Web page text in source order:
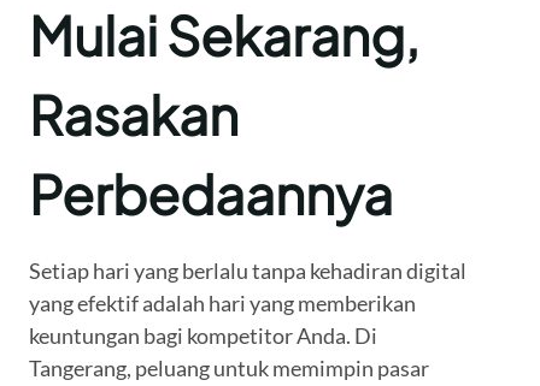
Mulai Sekarang,
Rasakan
Perbedaannya
Setiap hari yang berlalu tanpa kehadiran digital
yang efektif adalah hari yang memberikan
keuntungan bagi kompetitor Anda. Di
Tangerang, peluang untuk memimpin pasar